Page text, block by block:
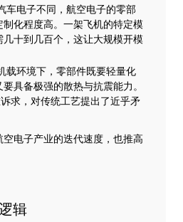
车电子不同，航空电子的零部
化程度高。一架飞机的特定模
十到几百个，这让大规模开模
载环境下，零部件既要轻量化
具备极强的散热与抗震能力。
求，对传统工艺提出了近乎矛
电子产业的迭代速度，也推高
辑